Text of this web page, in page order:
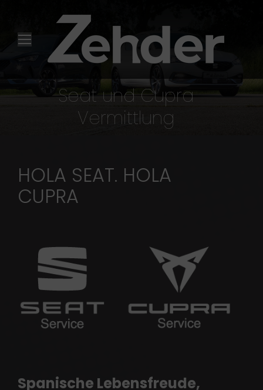
Seat und Cupra
Vermittlung
Sie befinden sich hier:
HOLA SEAT. HOLA
CUPRA
Spanische Lebensfreude,